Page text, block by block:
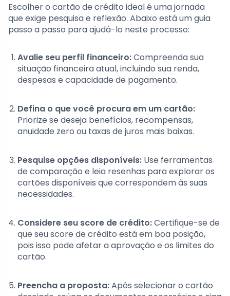
Escolher o cartão de crédito ideal é uma jornada
que exige pesquisa e reflexão. Abaixo está um guia
passo a passo para ajudá-lo neste processo:
Avalie seu perfil financeiro:Compreenda sua
situação financeira atual, incluindo sua renda,
despesas e capacidade de pagamento.
Defina o que você procura em um cartão:
Priorize se deseja benefícios, recompensas,
anuidade zero ou taxas de juros mais baixas.
Pesquise opções disponíveis: Use ferramentas
de comparação e leia resenhas para explorar os
cartões disponíveis que correspondem às suas
necessidades.
Considere seu score de crédito:Certifique-se de
que seu score de crédito está em boa posição,
pois isso pode afetar a aprovação e os limites do
cartão.
Preencha a proposta:Após selecionar o cartão